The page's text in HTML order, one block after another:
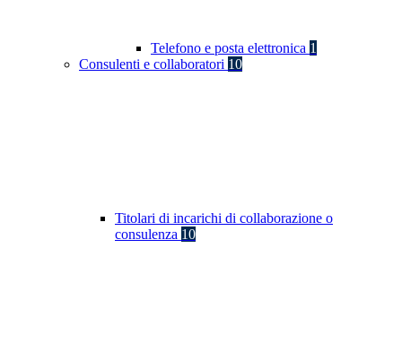
Telefono e posta elettronica 1
Consulenti e collaboratori 10
Titolari di incarichi di collaborazione o
consulenza 10